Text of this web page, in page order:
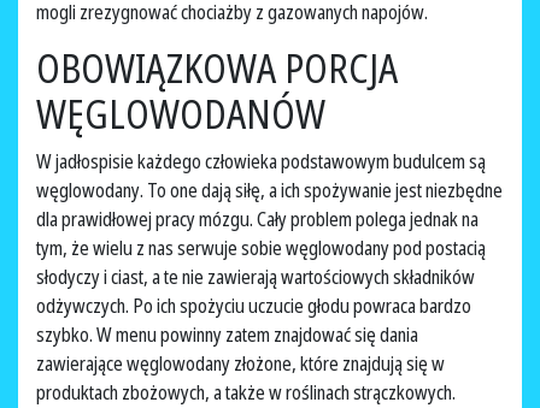
mogli zrezygnować chociażby z gazowanych napojów.
OBOWIĄZKOWA PORCJA
WĘGLOWODANÓW
W jadłospisie każdego człowieka podstawowym budulcem są
węglowodany. To one dają siłę, a ich spożywanie jest niezbędne
dla prawidłowej pracy mózgu. Cały problem polega jednak na
tym, że wielu z nas serwuje sobie węglowodany pod postacią
słodyczy i ciast, a te nie zawierają wartościowych składników
odżywczych. Po ich spożyciu uczucie głodu powraca bardzo
szybko. W menu powinny zatem znajdować się dania
zawierające węglowodany złożone, które znajdują się w
produktach zbożowych, a także w roślinach strączkowych.